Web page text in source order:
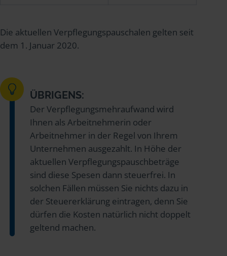
Die aktuellen Verpflegungspauschalen gelten seit
dem 1. Januar 2020.
ÜBRIGENS:
Der Verpflegungsmehraufwand wird
Ihnen als Arbeitnehmerin oder
Arbeitnehmer in der Regel von Ihrem
Unternehmen ausgezahlt. In Höhe der
aktuellen Verpflegungspauschbeträge
sind diese Spesen dann steuerfrei. In
solchen Fällen müssen Sie nichts dazu in
der Steuererklärung eintragen, denn Sie
dürfen die Kosten natürlich nicht doppelt
geltend machen.